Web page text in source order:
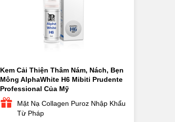
Kem Cải Thiện Thâm Nám, Nách, Bẹn
Mông AlphaWhite H6 Mibiti Prudente
Professional Của Mỹ
Mặt Nạ Collagen Puroz Nhập Khẩu
Từ Pháp